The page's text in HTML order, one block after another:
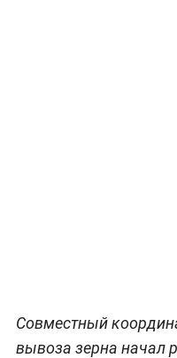
Совместный
вывоза зерна начал